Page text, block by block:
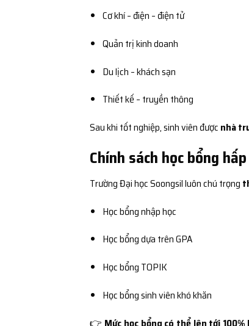
Cơ khí – điện – điện tử
Quản trị kinh doanh
Du lịch – khách sạn
Thiết kế – truyền thông
Sau khi tốt nghiệp, sinh viên được nhà
Chính sách học bổng
Trường Đại học Soongsil luôn chú trọng
Học bổng nhập học
Học bổng dựa trên GPA
Học bổng TOPIK
Học bổng sinh viên khó khăn